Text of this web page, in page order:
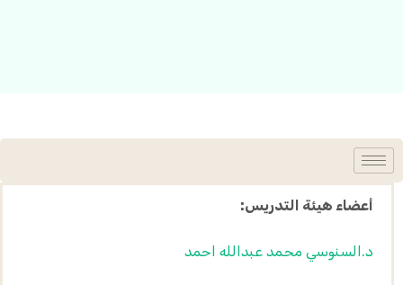
أعضاء هيئة التدريس:
د.السنوسي محمد عبدالله احمد